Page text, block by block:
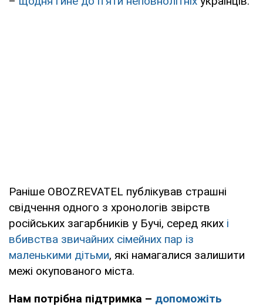
Раніше OBOZREVATEL публікував страшні
свідчення одного з хронологів звірств
російських загарбників у Бучі, серед яких і
вбивства звичайних сімейних пар із
маленькими дітьми, які намагалися залишити
межі окупованого міста.
Нам потрібна підтримка – допоможіть